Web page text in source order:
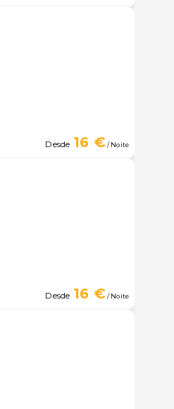
Desde 16 €/ Noite
Desde 16 €/ Noite